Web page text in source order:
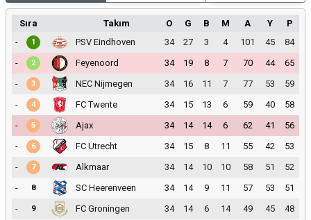
Sıra Takım O G B M A Y
P
-
1 PSV Eindhoven 34 27 3 4 101 45
84
-
2 Feyenoord 34 19 8 7 70 44
65
-
3 NEC Nijmegen 34 16 11 7 77 53
59
-
4 FC Twente 34 15 13 6 59 40
58
-
5 Ajax 34 14 14 6 62 41
56
-
6 FC Utrecht 34 15 8 11 55 42
53
-
7 Alkmaar 34 14 10 10 58 51
52
-
8 SC Heerenveen 34 14 9 11 57 53
51
-
9 FC Groningen 34 14 6 14 49 45
48